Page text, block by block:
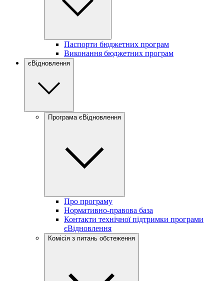
Паспорти бюджетних програм
Виконання бюджетних програм
єВідновлення
Програма єВідновлення
Про програму
Нормативно-правова база
Контакти технічної підтримки програми
єВідновлення
Комісія з питань обстеження